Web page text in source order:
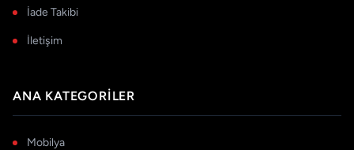
İade Takibi
İletişim
ANA KATEGORILER
Mobilya